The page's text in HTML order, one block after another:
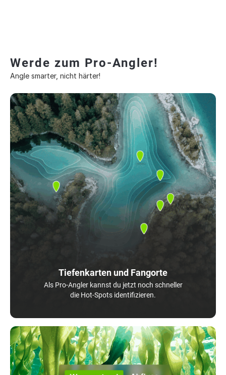
Werde zum Pro-Angler!
Angle smarter, nicht härter!
Tiefenkarten und Fangorte
Als Pro-Angler kannst du jetzt noch schneller
die Hot-Spots identifizieren.